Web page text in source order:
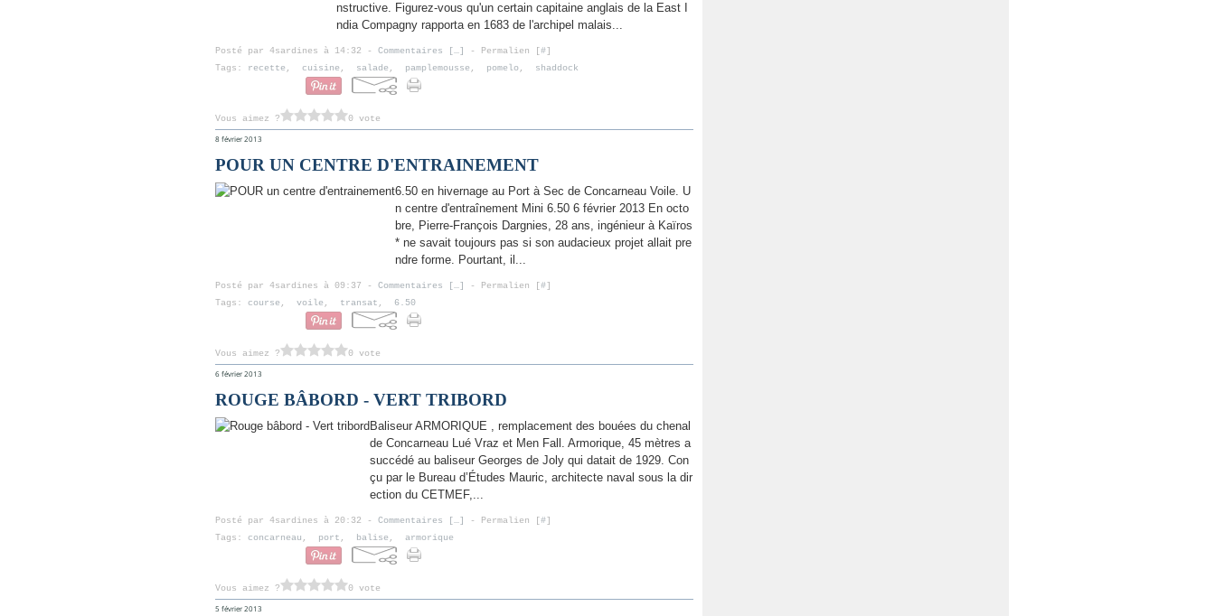
nstructive. Figurez-vous qu'un certain capitaine anglais de la East I
ndia Compagny rapporta en 1683 de l'archipel malais...
Posté par 4sardines à 14:32 - Commentaires […] - Permalien [#]
Tags: recette , cuisine , salade , pamplemousse , pomelo, shaddock
Vous aimez ?
0 vote
8 février 2013
POUR UN CENTRE D'ENTRAINEMENT
6.50 en hivernage au Port à Sec de Concarneau Voile. U
n centre d'entraînement Mini 6.50 6 février 2013 En octo
bre, Pierre-François Dargnies, 28 ans, ingénieur à Kaïros
* ne savait toujours pas si son audacieux projet allait pre
ndre forme. Pourtant, il...
Posté par 4sardines à 09:37 - Commentaires […] - Permalien [#]
Tags: course , voile , transat , 6.50
Vous aimez ?
0 vote
6 février 2013
ROUGE BÂBORD - VERT TRIBORD
Baliseur ARMORIQUE , remplacement des bouées du chenal
de Concarneau Lué Vraz et Men Fall. Armorique, 45 mètres a
succédé au baliseur Georges de Joly qui datait de 1929. Con
çu par le Bureau d’Études Mauric, architecte naval sous la dir
ection du CETMEF,...
Posté par 4sardines à 20:32 - Commentaires […] - Permalien [#]
Tags: concarneau , port , balise , armorique
Vous aimez ?
0 vote
5 février 2013